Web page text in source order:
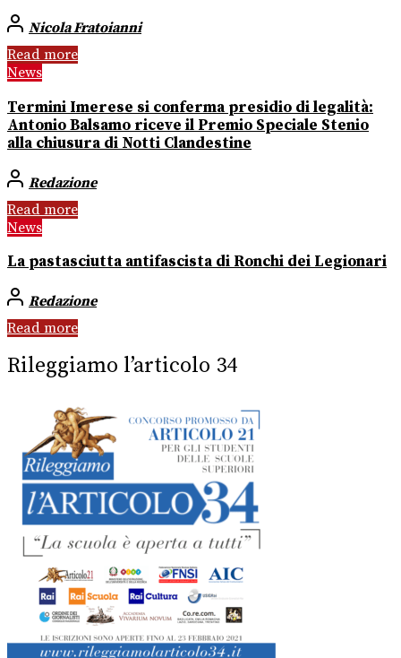
Nicola Fratoianni
Read more
News
Termini Imerese si conferma presidio di legalità:
Antonio Balsamo riceve il Premio Speciale Stenio
alla chiusura di Notti Clandestine
Redazione
Read more
News
La pastasciutta antifascista di Ronchi dei Legionari
Redazione
Read more
Rileggiamo l’articolo 34